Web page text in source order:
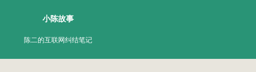
小陈故事
陈二的互联网纠结笔记